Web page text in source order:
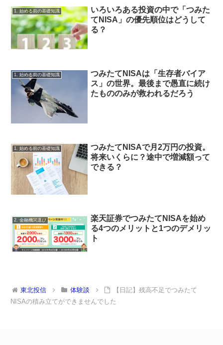
1. 始める前の基礎知識
いろいろある投資の中で「つみた
てNISA」の優先順位はどうして
る？
1. 始める前の基礎知識
つみたてNISAは「生存者バイア
ス」の世界。最後まで愚直に続け
たもののみが救われるだろう
1. 始める前の基礎知識
つみたてNISAで月2万円の投資。
将来いくらに？途中で増減額って
できる？
2. 金融機関選び
楽天証券でつみたてNISAを始め
る4つのメリットと1つのデメリッ
ト
東北投信 体験談
【日記】残高不足でつみたて
NISAの積み立てができませんでした